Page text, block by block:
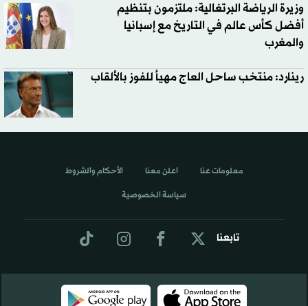
وزيرة الرياضة البرتغالية: ملتزمون بتنظيم
أفضل كأس عالم في التاريخ مع إسبانيا
والمغرب
رينارد: منتخب ساحل العاج مهيأ للفوز بالألقاب
تابعنا
معلومات عنا اعلن معنا الأحكام والشروط
سياسة الخصوصية